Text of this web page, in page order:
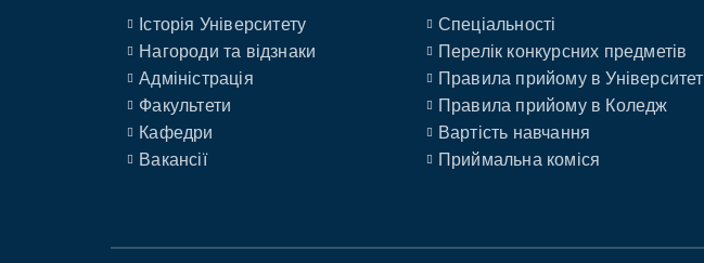
Історія Університету
Нагороди та відзнаки
Адміністрація
Факультети
Кафедри
Вакансії
Спеціальності
Перелік конкурсних предметів
Правила прийому в Університет
Правила прийому в Коледж
Вартість навчання
Приймальна коміся